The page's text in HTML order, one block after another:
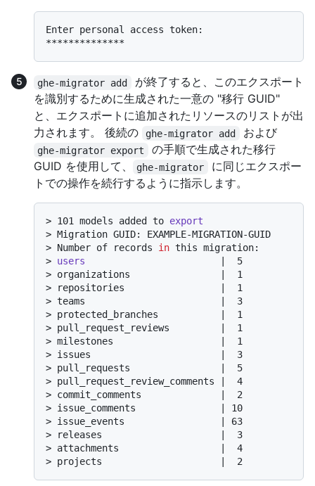
Enter personal access token:
ghe-migrator add
が終了すると、このエクスポート
を識別するために生成された一意の "移行 GUID"
と、エクスポートに追加されたリソースのリストが出
力されます。 後続の
ghe-migrator add および
ghe-migrator export
の手順で生成された移行
GUID を使用して、
ghe-migrator
に同じエクスポー
トでの操作を続行するように指示します。
> 101 models added to export
> Migration GUID: EXAMPLE-MIGRATION-GUID
> Number of records in this migration:
> users
                        |  5
> organizations                |  1
>
repositories                 |  1
> teams                        |  3
> protected_branches           |  1
> pull_request_reviews         |  1
> milestones                   |  1
> issues                       |  3
> pull_requests                |  5
> pull_request_review_comments |  4
> commit_comments              |  2
> issue_comments               | 10
> issue_events                 | 63
>
releases                     |  3
> attachments                  |  4
> projects                     |  2